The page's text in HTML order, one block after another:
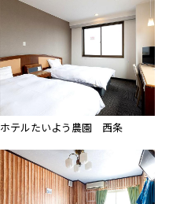
ホテルたいよう農園 西条